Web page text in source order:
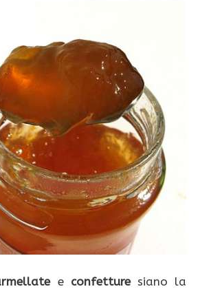
e confetturesiano la